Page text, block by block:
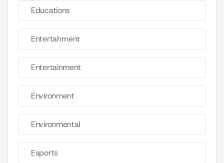
Educations
Entertahrnent
Entertainment
Environment
Environmental
Esports